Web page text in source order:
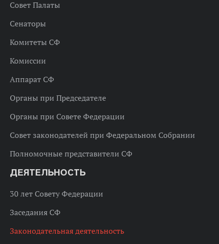
Совет Палаты
Сенаторы
Комитеты СФ
Комиссии
Аппарат СФ
Органы при Председателе
Органы при Совете Федерации
Совет законодателей при Федеральном Собрании
Полномочные представители СФ
ДЕЯТЕЛЬНОСТЬ
30 лет Совету Федерации
Заседания СФ
Законодательная деятельность